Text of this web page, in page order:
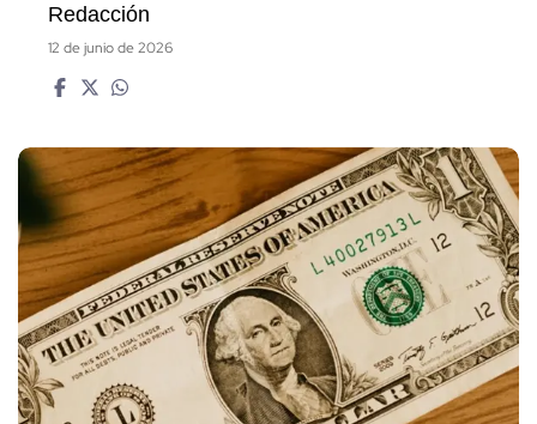
Redacción
12 de junio de 2026